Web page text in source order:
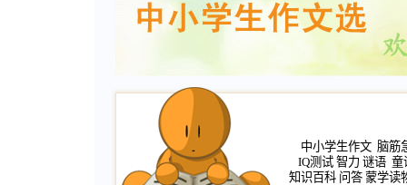
中小学生作文 脑筋
IQ测试 智力 谜语 童
知识百科 问答 蒙学读